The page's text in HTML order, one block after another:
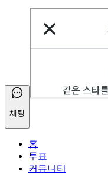
채팅
홈
투표
커뮤니티